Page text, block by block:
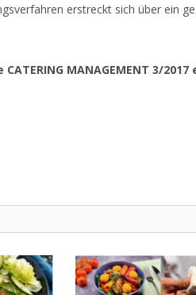
erstreckt sich über ein
CATERING MANAGEMENT 3/